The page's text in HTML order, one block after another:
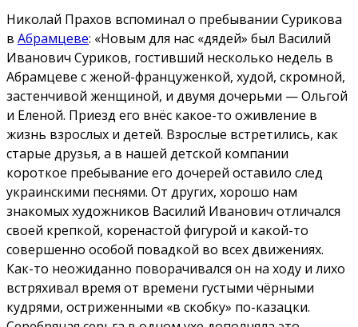
Николай Прахов вспоминал о пребывании Сурикова
в Абрамцеве: «Новым для нас «дядей» был Василий
Иванович Суриков, гостивший несколько недель в
Абрамцеве с женой-француженкой, худой, скромной,
застенчивой женщиной, и двумя дочерьми — Ольгой
и Еленой. Приезд его внёс какое-то оживление в
жизнь взрослых и детей. Взрослые встретились, как
старые друзья, а в нашей детской компании
короткое пребывание его дочерей оставило след
украинскими песнями. От других, хорошо нам
знакомых художников Василий Иванович отличался
своей крепкой, коренастой фигурой и какой-то
совершенно особой повадкой во всех движениях.
Как-то неожиданно поворачивался он на ходу и лихо
встряхивал время от времени густыми чёрными
кудрями, остриженными «в скобку» по-казацки.